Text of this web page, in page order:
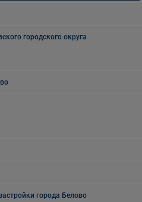
городского округа
города Белово